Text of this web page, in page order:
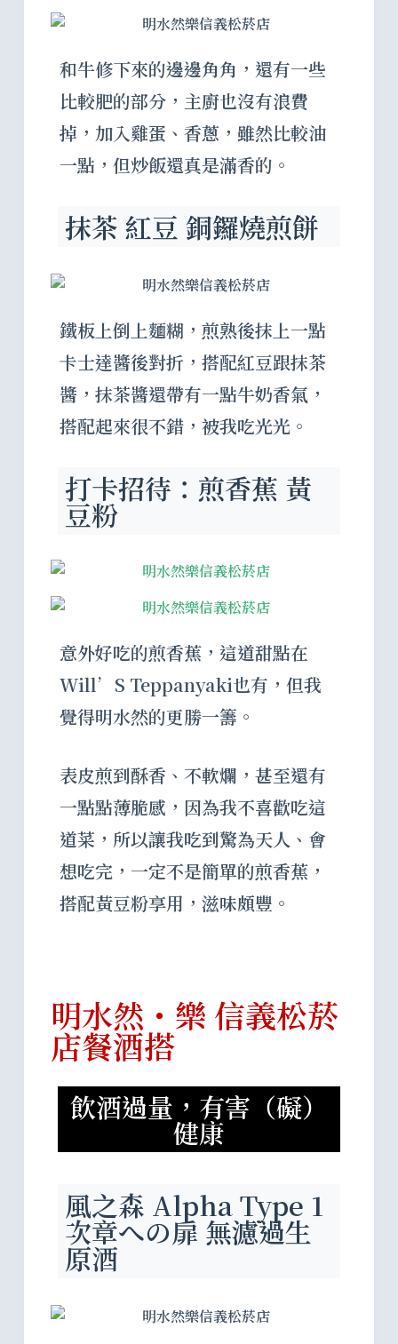
和牛修下來的邊邊角角，還有一些
比較肥的部分，主廚也沒有浪費
掉，加入雞蛋、香蔥，雖然比較油
一點，但炒飯還真是滿香的。
抹茶 紅豆 銅鑼燒煎餅
鐵板上倒上麵糊，煎熟後抹上一點
卡士達醬後對折，搭配紅豆跟抹茶
醬，抹茶醬還帶有一點牛奶香氣，
搭配起來很不錯，被我吃光光。
打卡招待：煎香蕉 黃
豆粉
意外好吃的煎香蕉，這道甜點在
Will’S Teppanyaki也有，但我
覺得明水然的更勝一籌。
表皮煎到酥香、不軟爛，甚至還有
一點點薄脆感，因為我不喜歡吃這
道菜，所以讓我吃到驚為天人、會
想吃完，一定不是簡單的煎香蕉，
搭配黃豆粉享用，滋味頗豐。
明水然・樂 信義松菸
店餐酒搭
飲酒過量，有害（礙）
健康
風之森 Alpha Type 1
次章への扉 無濾過生
原酒